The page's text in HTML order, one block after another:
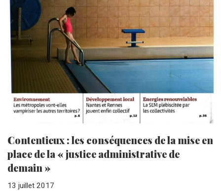
Contentieux : les conséquences de la mise en
place de la « justice administrative de
demain »
13 juillet 2017